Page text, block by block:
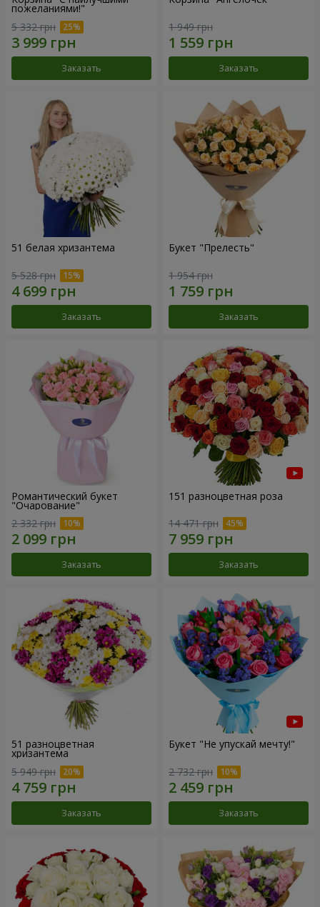
пожеланиями!"
5 332 грн
Заказать
1 949 грн
Заказать
51 белая хризантема
5 528 грн
Заказать
Букет "Прелесть"
1 954 грн
Заказать
Романтический букет
"Очарование"
2 332 грн
Заказать
151 разноцветная роза
14 471 грн
Заказать
51 разноцветная
хризантема
5 949 грн
Заказать
Букет "Не упускай мечту!"
2 732 грн
Заказать